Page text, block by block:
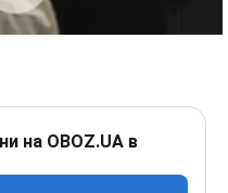
на OBOZ.UA в